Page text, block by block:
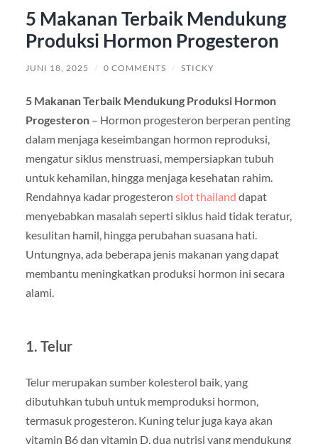
5 Makanan Terbaik Mendukung
Produksi Hormon Progesteron
JUNI 18, 2025 / 0 COMMENTS / STICKY
5 Makanan Terbaik Mendukung Produksi Hormon
Progesteron– Hormon progesteron berperan penting
dalam menjaga keseimbangan hormon reproduksi,
mengatur siklus menstruasi, mempersiapkan tubuh
untuk kehamilan, hingga menjaga kesehatan rahim.
Rendahnya kadar progesteron slot thailand dapat
menyebabkan masalah seperti siklus haid tidak teratur,
kesulitan hamil, hingga perubahan suasana hati.
Untungnya, ada beberapa jenis makanan yang dapat
membantu meningkatkan produksi hormon ini secara
alami.
1. Telur
Telur merupakan sumber kolesterol baik, yang
dibutuhkan tubuh untuk memproduksi hormon,
termasuk progesteron. Kuning telur juga kaya akan
vitamin B6 dan vitamin D, dua nutrisi yang mendukung